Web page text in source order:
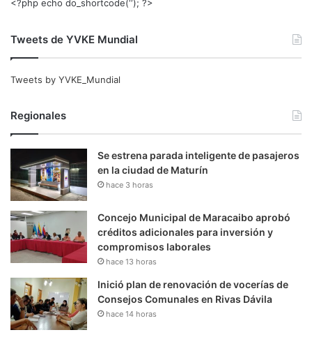
<?php echo do_shortcode(‘‘); ?>
Tweets de YVKE Mundial
Tweets by YVKE_Mundial
Regionales
Se estrena parada inteligente de pasajeros
en la ciudad de Maturín
hace 3 horas
Concejo Municipal de Maracaibo aprobó
créditos adicionales para inversión y
compromisos laborales
hace 13 horas
Inició plan de renovación de vocerías de
Consejos Comunales en Rivas Dávila
hace 14 horas